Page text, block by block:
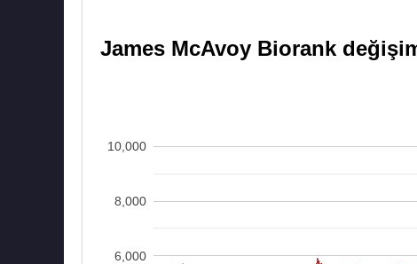
James McAvoy Biorank
6,000
8,000
10,000